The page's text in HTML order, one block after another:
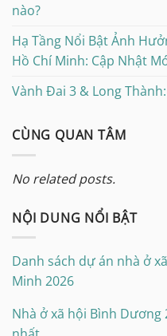
nào?
Hạ Tầng Nổi Bật Ảnh
Hồ Chí Minh: Cập Nhật
Vành Đai 3 & Long
CÙNG QUAN TÂM
No related posts.
NỘI DUNG NỔI BẬT
Danh sách dự án nhà ở
Minh 2026
Nhà ở xã hội Bình Dương